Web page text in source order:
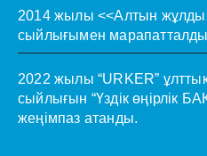
2014 жылы <<Алтын
сыйлығымен
2022 жылы “URKER”
сыйлығын “Үздік өңірлік
жеңімпаз атанды.